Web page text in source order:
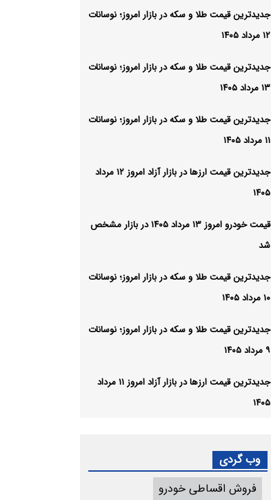
جدیدترین قیمت طلا و سکه در بازار امروز؛ نوسانات
۱۲ مرداد ۱۴۰۵
جدیدترین قیمت طلا و سکه در بازار امروز؛ نوسانات
۱۳ مرداد ۱۴۰۵
جدیدترین قیمت طلا و سکه در بازار امروز؛ نوسانات
۱۱ مرداد ۱۴۰۵
جدیدترین قیمت ارزها در بازار آزاد امروز ۱۲ مرداد
۱۴۰۵
قیمت خودرو امروز ۱۳ مرداد ۱۴۰۵ در بازار مشخص
شد
جدیدترین قیمت طلا و سکه در بازار امروز؛ نوسانات
۱۰ مرداد ۱۴۰۵
جدیدترین قیمت طلا و سکه در بازار امروز؛ نوسانات
۹ مرداد ۱۴۰۵
جدیدترین قیمت ارزها در بازار آزاد امروز ۱۱ مرداد
۱۴۰۵
وب گردی
فروش اقساطی خودرو